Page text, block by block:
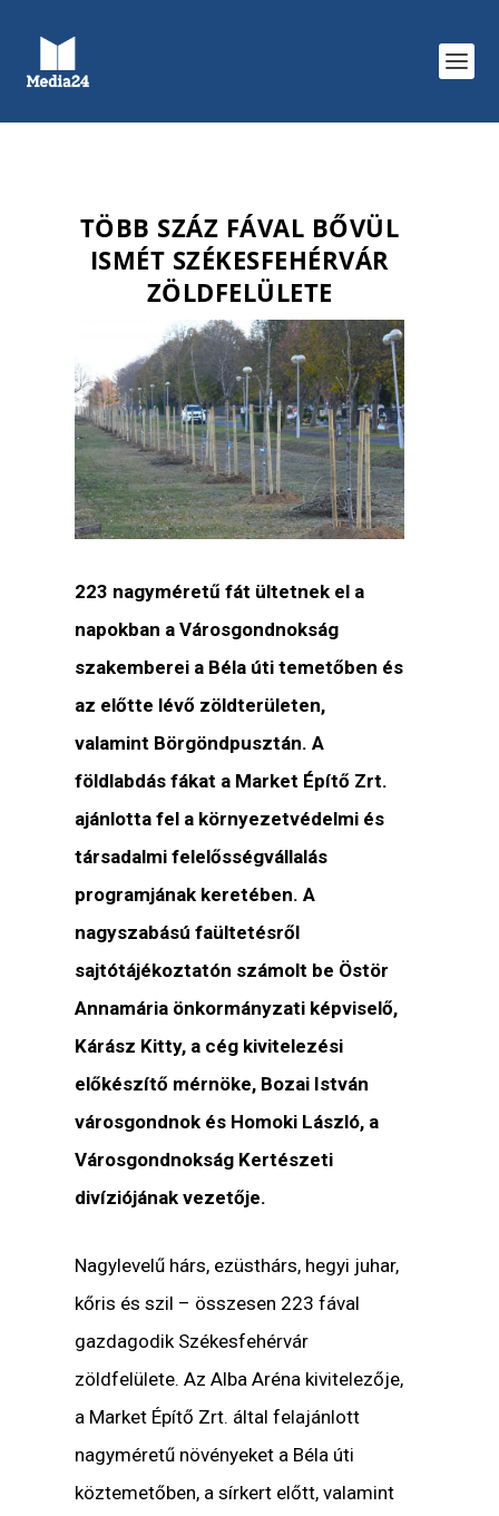
TÖBB SZÁZ FÁVAL BŐVÜL
ISMÉT SZÉKESFEHÉRVÁR
ZÖLDFELÜLETE
223 nagyméretű fát ültetnek el a
napokban a Városgondnokság
szakemberei a Béla úti temetőben és
az előtte lévő zöldterületen,
valamint Börgöndpusztán. A
földlabdás fákat a Market Építő Zrt.
ajánlotta fel a környezetvédelmi és
társadalmi felelősségvállalás
programjának keretében. A
nagyszabású faültetésről
sajtótájékoztatón számolt be Östör
Annamária önkormányzati képviselő,
Kárász Kitty, a cég kivitelezési
előkészítő mérnöke, Bozai István
városgondnok és Homoki László, a
Városgondnokság Kertészeti
divíziójának vezetője.
Nagylevelű hárs, ezüsthárs, hegyi juhar,
kőris és szil – összesen 223 fával
gazdagodik Székesfehérvár
zöldfelülete. Az Alba Aréna kivitelezője,
a Market Építő Zrt. által felajánlott
nagyméretű növényeket a Béla úti
köztemetőben, a sírkert előtt, valamint